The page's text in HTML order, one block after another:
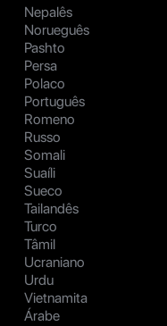
Nepalês
Norueguês
Pashto
Persa
Polaco
Português
Romeno
Russo
Somali
Suaíli
Sueco
Tailandês
Turco
Tâmil
Ucraniano
Urdu
Vietnamita
Árabe